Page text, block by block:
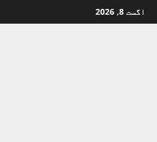
Skip
to
اگست 8, 2026